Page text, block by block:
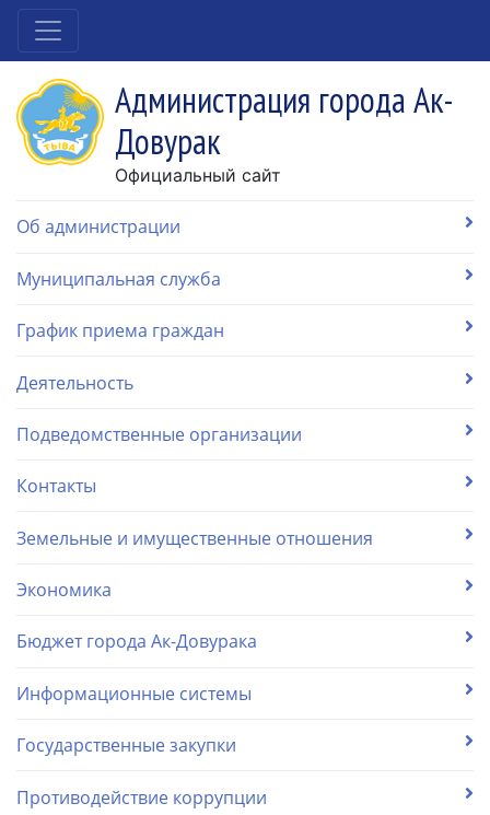
Администрация города Ак-
Довурак
Официальный сайт
Об администрации
Муниципальная служба
График приема граждан
Деятельность
Подведомственные организации
Контакты
Земельные и имущественные отношения
Экономика
Бюджет города Ак-Довурака
Информационные системы
Государственные закупки
Противодействие коррупции